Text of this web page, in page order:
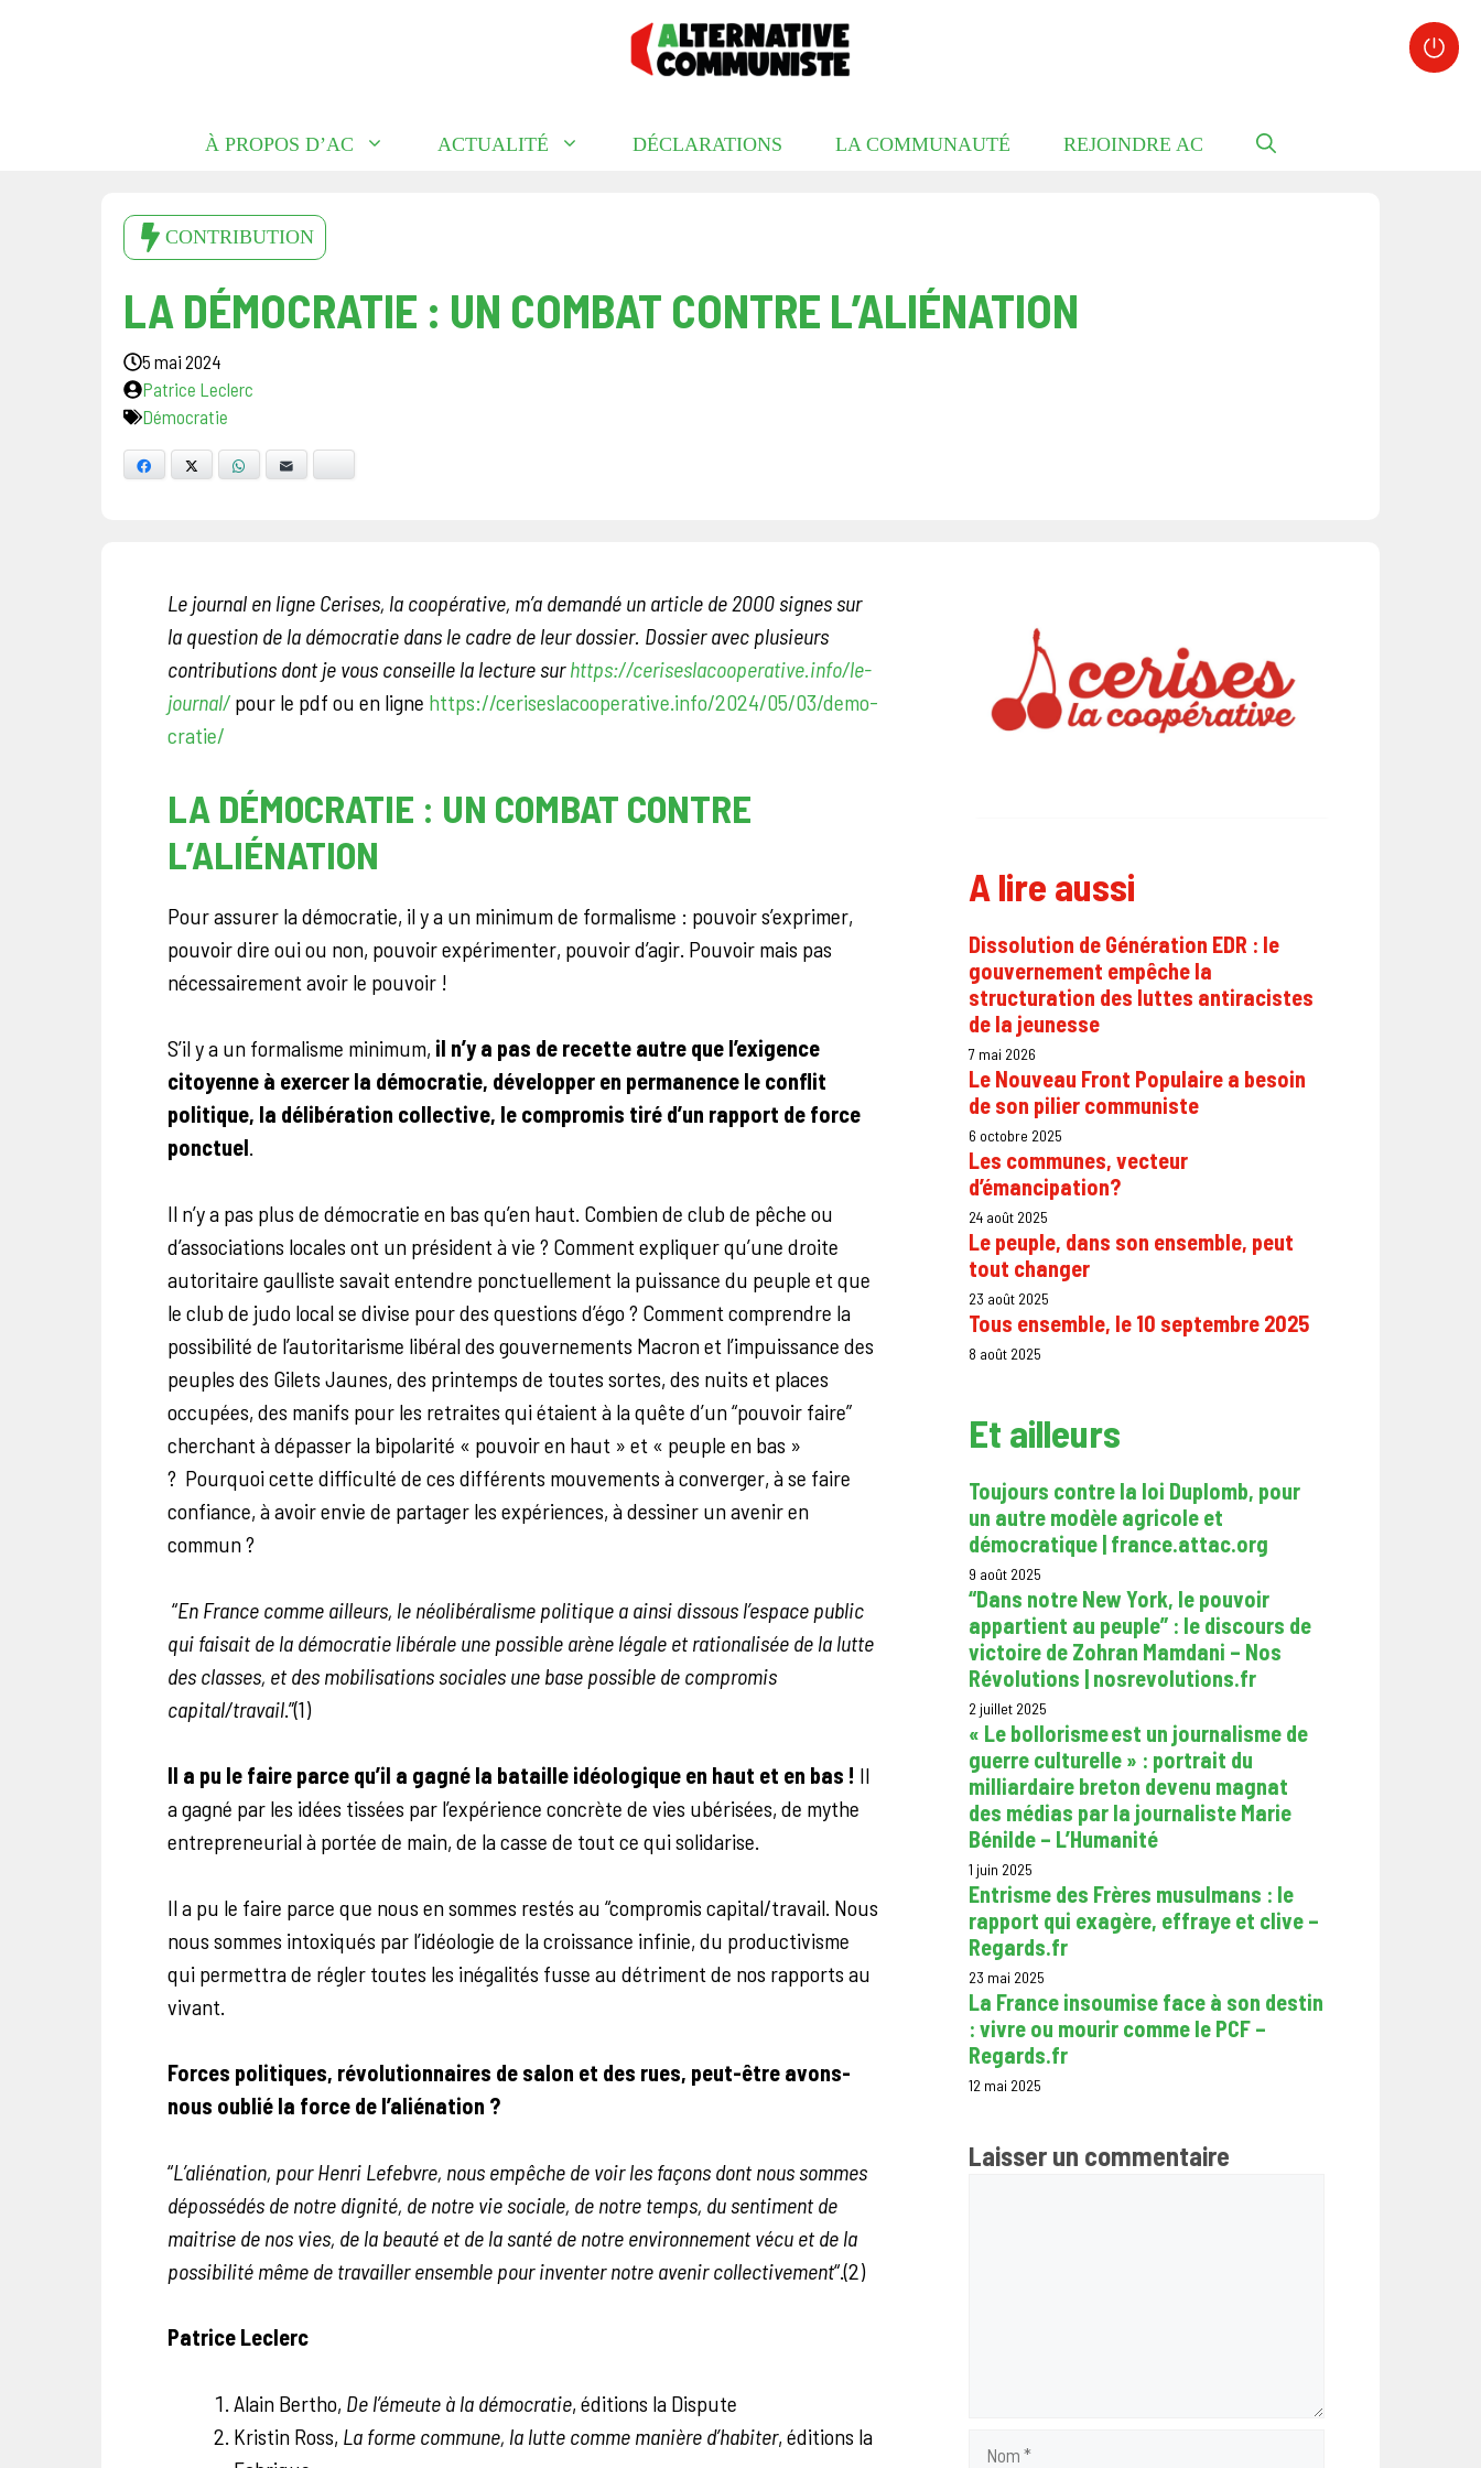
À PROPOS D’AC ACTUALITÉ DÉCLARATIONS LA COMMUNAUTÉ REJOINDRE AC
CONTRIBUTION
LA DÉMOCRATIE : UN COMBAT CONTRE L’ALIÉNATION
5 mai 2024
Patrice Leclerc
Démocratie
Facebook WhatsApp
Le journal en ligne Cerises, la coopérative, m’a demandé un article de 2000 signes sur
la question de la démocratie dans le cadre de leur dossier. Dossier avec plusieurs
contributions dont je vous conseille la lecture surhttps://ceriseslacooperative.info/le-
journal/ pour le pdf ou en ligne https://ceriseslacooperative.info/2024/05/03/demo-
cratie/
LA DÉMOCRATIE : UN COMBAT CONTRE
L’ALIÉNATION
Pour assurer la démocratie, il y a un minimum de formalisme : pouvoir s’exprimer,
pouvoir dire oui ou non, pouvoir expérimenter, pouvoir d’agir. Pouvoir mais pas
nécessairement avoir le pouvoir !
S’il y a un formalisme minimum, il n’y a pas de recette autre que l’exigence
citoyenne à exercer la démocratie, développer en permanence le conflit
politique, la délibération collective, le compromis tiré d’un rapport de force
ponctuel.
Il n’y a pas plus de démocratie en bas qu’en haut. Combien de club de pêche ou
d’associations locales ont un président à vie ? Comment expliquer qu’une droite
autoritaire gaulliste savait entendre ponctuellement la puissance du peuple et que
le club de judo local se divise pour des questions d’égo ? Comment comprendre la
possibilité de l’autoritarisme libéral des gouvernements Macron et l’impuissance des
peuples des Gilets Jaunes, des printemps de toutes sortes, des nuits et places
occupées, des manifs pour les retraites qui étaient à la quête d’un “pouvoir faire”
cherchant à dépasser la bipolarité « pouvoir en haut » et « peuple en bas »
? Pourquoi cette difficulté de ces différents mouvements à converger, à se faire
confiance, à avoir envie de partager les expériences, à dessiner un avenir en
commun ?
“En France comme ailleurs, le néolibéralisme politique a ainsi dissous l’espace public
qui faisait de la démocratie libérale une possible arène légale et rationalisée de la lutte
des classes, et des mobilisations sociales une base possible de compromis
capital/travail.”(1)
Il a pu le faire parce qu’il a gagné la bataille idéologique en haut et en bas ! Il
a gagné par les idées tissées par l’expérience concrète de vies ubérisées, de mythe
entrepreneurial à portée de main, de la casse de tout ce qui solidarise.
Il a pu le faire parce que nous en sommes restés au “compromis capital/travail. Nous
nous sommes intoxiqués par l’idéologie de la croissance infinie, du productivisme
qui permettra de régler toutes les inégalités fusse au détriment de nos rapports au
vivant.
Forces politiques, révolutionnaires de salon et des rues, peut-être avons-
nous oublié la force de l’aliénation ?
“L’aliénation, pour Henri Lefebvre, nous empêche de voir les façons dont nous sommes
dépossédés de notre dignité, de notre vie sociale, de notre temps, du sentiment de
maitrise de nos vies, de la beauté et de la santé de notre environnement vécu et de la
possibilité même de travailler ensemble pour inventer notre avenir collectivement“.(2)
Patrice Leclerc
Alain Bertho, De l’émeute à la démocratie, éditions la Dispute
Kristin Ross, La forme commune, la lutte comme manière d’habiter, éditions la
A lire aussi
Dissolution de Génération EDR : le
gouvernement empêche la
structuration des luttes antiracistes
de la jeunesse
7 mai 2026
Le Nouveau Front Populaire a besoin
de son pilier communiste
6 octobre 2025
Les communes, vecteur
d’émancipation?
24 août 2025
Le peuple, dans son ensemble, peut
tout changer
23 août 2025
Tous ensemble, le 10 septembre 2025
8 août 2025
Et ailleurs
Toujours contre la loi Duplomb, pour
un autre modèle agricole et
démocratique | france.attac.org
9 août 2025
“Dans notre New York, le pouvoir
appartient au peuple” : le discours de
victoire de Zohran Mamdani – Nos
Révolutions | nosrevolutions.fr
2 juillet 2025
« Le bollorisme est un journalisme de
guerre culturelle » : portrait du
milliardaire breton devenu magnat
des médias par la journaliste Marie
Bénilde – L’Humanité
1 juin 2025
Entrisme des Frères musulmans : le
rapport qui exagère, effraye et clive –
Regards.fr
23 mai 2025
La France insoumise face à son destin
: vivre ou mourir comme le PCF –
Regards.fr
12 mai 2025
Laisser un commentaire